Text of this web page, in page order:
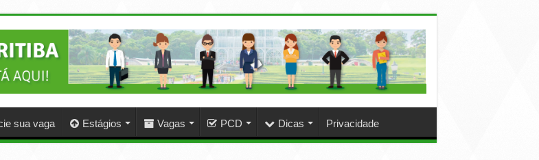
sua vaga Estágios Vagas PCD Dicas Privacidade